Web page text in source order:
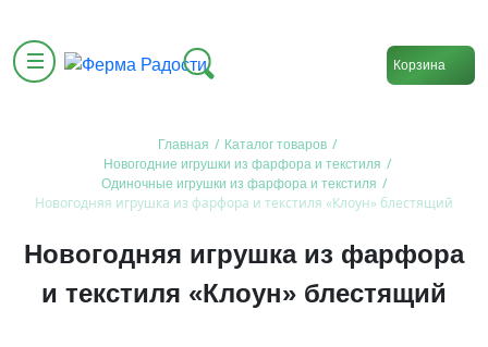
Корзина
Главная / Каталог товаров /
Новогодние игрушки из фарфора и текстиля /
Одиночные игрушки из фарфора и текстиля /
Новогодняя игрушка из фарфора и текстиля «Клоун» блестящий
Новогодняя игрушка из фарфора
и текстиля «Клоун» блестящий